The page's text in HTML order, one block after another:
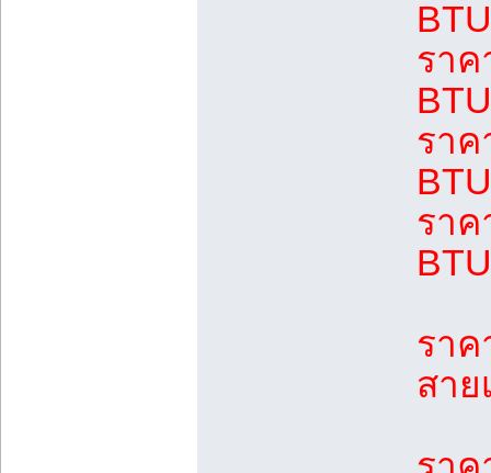
ราค
ราค
ราค
รา
สาย